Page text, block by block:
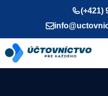
(+421)